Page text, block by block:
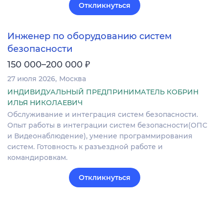
Откликнуться
Инженер по оборудованию систем
безопасности
150 000–200 000 ₽
27 июля 2026 Москва
ИНДИВИДУАЛЬНЫЙ ПРЕДПРИНИМАТЕЛЬ КОБРИН
ИЛЬЯ НИКОЛАЕВИЧ
Обслуживание и интеграция систем безопасности.
Опыт работы в интеграции систем безопасности(ОПС
и Видеонаблюдение), умение программирования
систем. Готовность к разъездной работе и
командировкам.
Откликнуться